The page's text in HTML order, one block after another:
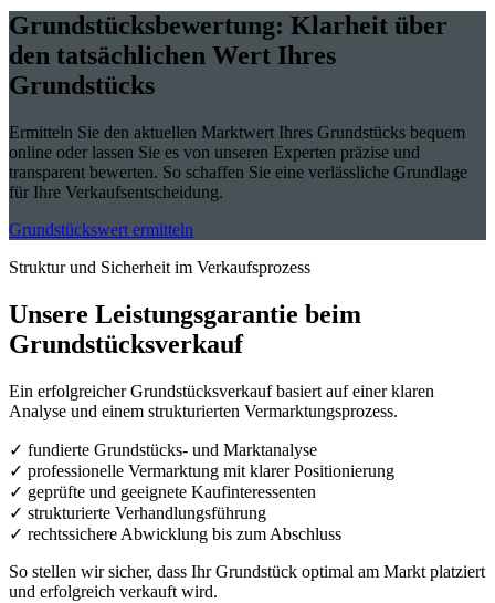
Grundstücksbewertung: Klarheit über
den tatsächlichen Wert Ihres
Grundstücks
Ermitteln Sie den aktuellen Marktwert Ihres Grundstücks bequem
online oder lassen Sie es von unseren Experten präzise und
transparent bewerten. So schaffen Sie eine verlässliche Grundlage
für Ihre Verkaufsentscheidung.
Grundstückswert ermitteln
Struktur und Sicherheit im Verkaufsprozess
Unsere Leistungsgarantie beim
Grundstücksverkauf
Ein erfolgreicher Grundstücksverkauf basiert auf einer klaren
Analyse und einem strukturierten Vermarktungsprozess.
✓ fundierte Grundstücks- und Marktanalyse
✓ professionelle Vermarktung mit klarer Positionierung
✓ geprüfte und geeignete Kaufinteressenten
✓ strukturierte Verhandlungsführung
✓ rechtssichere Abwicklung bis zum Abschluss
So stellen wir sicher, dass Ihr Grundstück optimal am Markt platziert
und erfolgreich verkauft wird.